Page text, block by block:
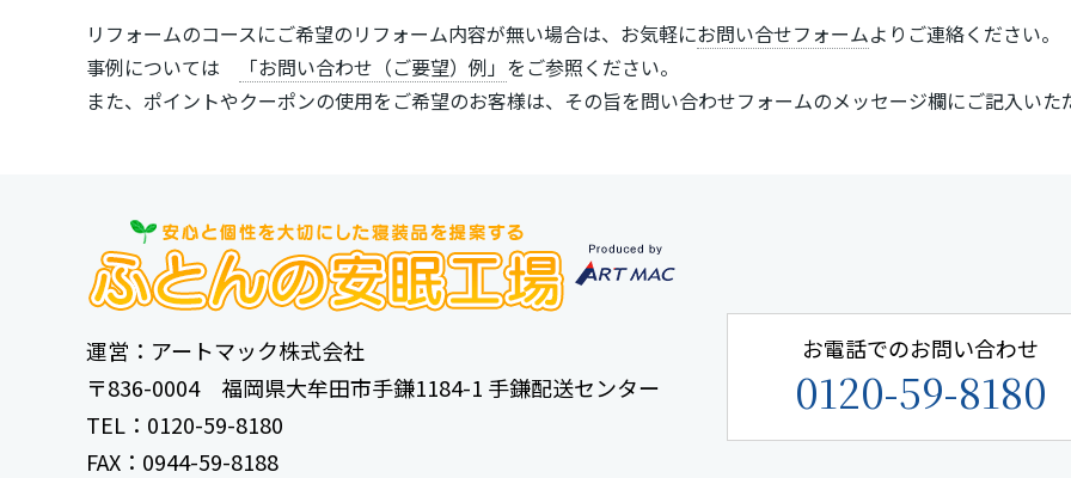
リフォームのコースにご希望のリフォーム内容が無い場合は、お気軽にお問い合せフォームよりご連絡ください。
事例については
「お問い合わせ（ご要望）例」 をご参照ください。
また、ポイントやクーポンの使用をご希望のお客様は、その旨を問い合わせフォームのメッセージ欄にご記入いた
運営：アートマック株式会社
〒836-0004 福岡県大牟田市手鎌1184-1 手鎌配送センター
TEL：0120-59-8180
FAX：0944-59-8188
お電話でのお問い合わせ
0120-59-8180